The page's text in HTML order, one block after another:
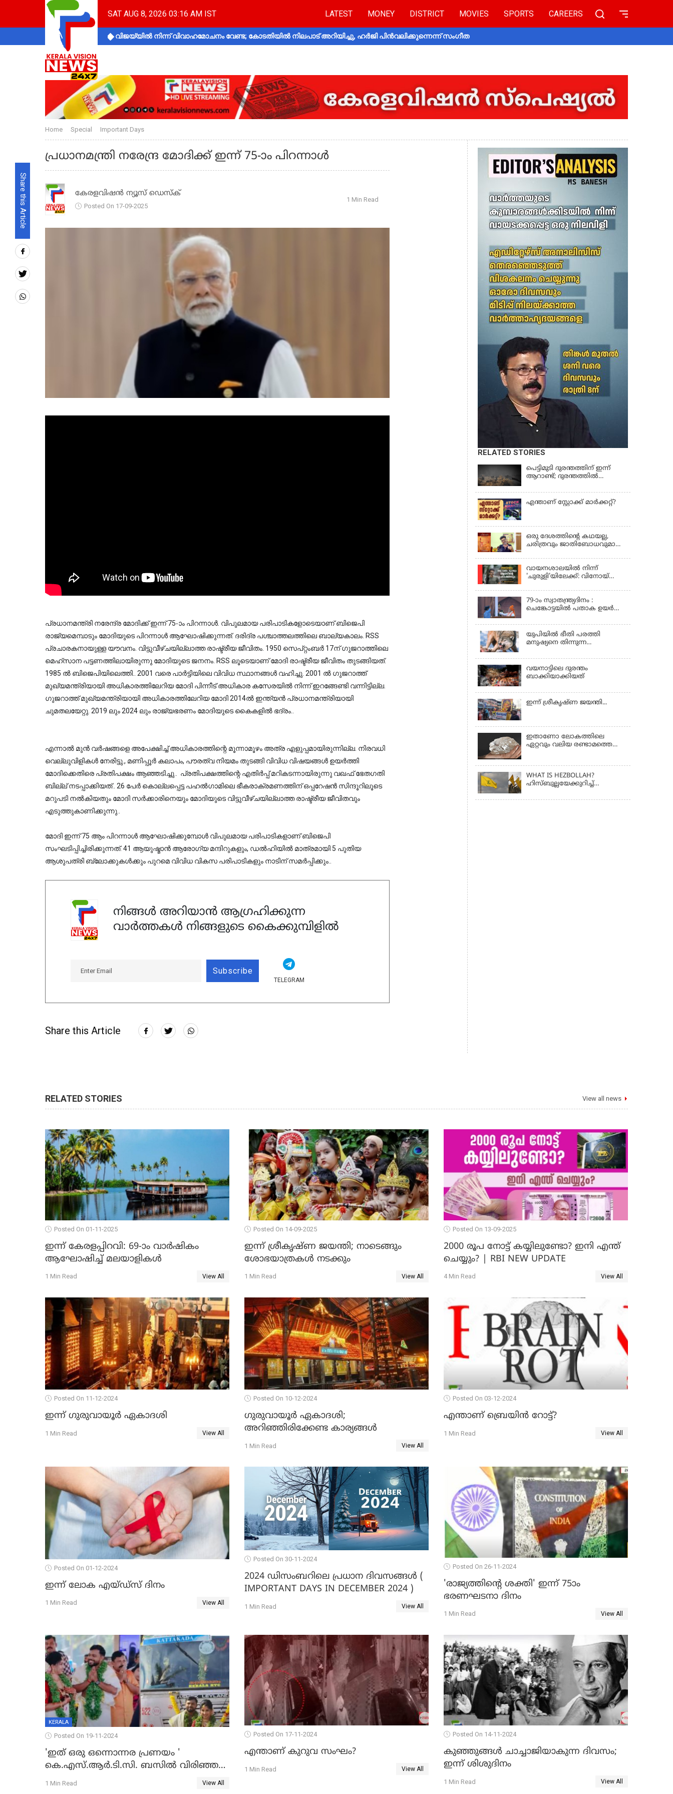
SAT AUG 8, 2026 03:16 AM IST LATEST MONEY DISTRICT MOVIES SPORTS CAREERS
വിജയ്‌യിൽ നിന്ന് വിവാഹമോചനം വേണ്ട; കോടതിയിൽ നിലപാട് അറിയിച്ചു, ഹർജി പിൻവലിക്കുന്നെന്ന് സംഗീത
Share this Article
Home Special Important Days
പ്രധാനമന്ത്രി നരേന്ദ്ര മോദിക്ക് ഇന്ന് 75-ാം പിറന്നാള്‍
കേരളവിഷൻ ന്യൂസ് ഡെസ്‌ക്
Posted On 17-09-2025
1 Min Read
പ്രധാനമന്ത്രി നരേന്ദ്ര മോദിക്ക് ഇന്ന് 75-ാം പിറന്നാള്‍. വിപുലമായ പരിപാടികളോടെയാണ് ബിജെപി
രാജ്യമെമ്പാടും മോദിയുടെ പിറന്നാള്‍ ആഘോഷിക്കുന്നത്. ദരിദ്ര പശ്ചാത്തലത്തിലെ ബാല്യകാലം. RSS
പ്രചാരകനായുള്ള യൗവനം. വിട്ടുവീഴ്ചയില്ലാത്ത രാഷ്ട്രീയ ജീവിതം. 1950 സെപ്റ്റംബര്‍ 17ന് ഗുജറാത്തിലെ
മെഹ്സാന പട്ടണത്തിലായിരുന്നു മോദിയുടെ ജനനം. RSS ലൂടെയാണ് മോദി രാഷ്ട്രീയ ജീവിതം തുടങ്ങിയത്.
1985 ല്‍ ബിജെപിയിലെത്തി.. 2001 വരെ പാര്‍ട്ടിയിലെ വിവിധ സ്ഥാനങ്ങള്‍ വഹിച്ചു. 2001 ല്‍ ഗുജറാത്ത്
മുഖ്യമന്ത്രിയായി അധികാരത്തിലേറിയ മോദി പിന്നീട് അധികാര കസേരയില്‍ നിന്ന് ഇറങ്ങേണ്ടി വന്നിട്ടില്ല.
ഗുജറാത്ത് മുഖ്യമന്ത്രിയായി അധികാരത്തിലേറിയ മോദി 2014ല്‍ ഇന്ത്യന്‍ പ്രധാനമന്ത്രിയായി
ചുമതലയേറ്റു. 2019 ലും 2024 ലും രാജ്യഭരണം മോദിയുടെ കൈകളില്‍ ഭദ്രം..
എന്നാല്‍ മുന്‍ വര്‍ഷങ്ങളെ അപേക്ഷിച്ച് അധികാരത്തിന്റെ മൂന്നാമൂഴം അത്ര എളുപ്പമായിരുന്നില്ല. നിരവധി
വെല്ലുവിളികള്‍ നേരിട്ടു., മണിപ്പൂര്‍ കലാപം, പൗരത്വ നിയമം തുടങ്ങി വിവിധ വിഷയങ്ങള്‍ ഉയര്‍ത്തി
മോദിക്കെതിരെ പ്രതിപക്ഷം ആഞ്ഞടിച്ചു.. പ്രതിപക്ഷത്തിന്റെ എതിര്‍പ്പ് മറികടന്നായിരുന്നു വഖഫ് ഭേതഗതി
ബില്ല് നടപ്പാക്കിയത്.. 26 പേര്‍ കൊല്ലപ്പെട്ട പഹല്‍ഗാമിലെ ഭീകരാക്രമണത്തിന് ഒപ്പറേഷന്‍ സിന്ദൂറിലൂടെ
മറുപടി നല്‍കിയതും മോദി സര്‍ക്കാരിനെയും മോദിയുടെ വിട്ടുവീഴ്ചയില്ലാത്ത രാഷ്ട്രീയ ജീവിതവും
എടുത്തുകാണിക്കുന്നു..
മോദി ഇന്ന് 75 ആം പിറന്നാള്‍ ആഘോഷിക്കുമ്പോള്‍ വിപുലമായ പരിപാടികളാണ് ബിജെപി
സംഘടിപ്പിച്ചിരിക്കുന്നത്. 41 ആയുഷ്മാന്‍ ആരോഗ്യ മന്ദിറുകളും, ഡല്‍ഹിയില്‍ മാത്രമായി 5 പുതിയ
ആശുപത്രി ബ്ലോക്കുകള്‍ക്കും പുറമെ വിവിധ വികസ പരിപാടികളും നാടിന് സമര്‍പ്പിക്കും..
നിങ്ങൾ അറിയാൻ ആഗ്രഹിക്കുന്ന
വാർത്തകൾ നിങ്ങളുടെ കൈക്കുമ്പിളിൽ
Subscribe
TELEGRAM
Share this Article
RELATED STORIES
പെട്ടിമുടി ദുരന്തത്തിന് ഇന്ന്
ആറാണ്ട്; ദുരന്തത്തിൽ
എന്താണ് സ്റ്റോക്ക് മാർക്കറ്റ്?
ഒരു ദേശത്തിന്റെ കഥയല്ല,
ചരിത്രവും ജാതിബോധവുമാണ്
വായനശാലയിൽ നിന്ന്
'ചുരുളി'യിലേക്ക്: വിനോയ്
79-ാം സ്വാതന്ത്ര്യദിനം :
ചെങ്കോട്ടയിൽ പതാക ഉയർത്തി
സുപ്രധാന പ്രഖ്യാപനങ്ങൾ
യുപിയിൽ ഭീതി പരത്തി
മനുഷ്യനെ തിന്നുന്ന
വയനാട്ടിലെ ദുരന്തം
ബാക്കിയാക്കിയത്
ഇന്ന് ശ്രീകൃഷ്ണ ജയന്തി...
ഇതാണോ ലോകത്തിലെ
ഏറ്റവും വലിയ രണ്ടാമത്തെ
WHAT IS HEZBOLLAH?
ഹിസ്ബുല്ലയേക്കുറിച്ച്
RELATED STORIES View all news
Posted On 01-11-2025
ഇന്ന് കേരളപ്പിറവി: 69-ാം വാർഷികം
ആഘോഷിച്ച് മലയാളികൾ
1 Min Read View All
Posted On 14-09-2025
ഇന്ന് ശ്രീകൃഷ്ണ ജയന്തി; നാടെങ്ങും
ശോഭയാത്രകൾ നടക്കും
1 Min Read View All
Posted On 13-09-2025
2000 രൂപ നോട്ട് കയ്യിലുണ്ടോ? ഇനി എന്ത്
ചെയ്യും? | RBI NEW UPDATE
4 Min Read View All
Posted On 11-12-2024
ഇന്ന് ഗുരുവായൂർ ഏകാദശി
1 Min Read View All
Posted On 10-12-2024
ഗുരുവായൂർ ഏകാദശി;
അറിഞ്ഞിരിക്കേണ്ട കാര്യങ്ങൾ
1 Min Read View All
Posted On 03-12-2024
എന്താണ് ബ്രെയിന്‍ റോട്ട്‌?
1 Min Read View All
Posted On 01-12-2024
ഇന്ന് ലോക എയ്ഡ്‌സ് ദിനം
1 Min Read View All
Posted On 30-11-2024
2024 ഡിസംബറിലെ പ്രധാന ദിവസങ്ങൾ (
IMPORTANT DAYS IN DECEMBER 2024 )
1 Min Read View All
Posted On 26-11-2024
'രാജ്യത്തിന്റെ ശക്തി' ഇന്ന് 75ാം
ഭരണഘടനാ ദിനം
1 Min Read View All
KERALA
Posted On 19-11-2024
'ഇത് ഒരു ഒന്നൊന്നര പ്രണയം '
കെ.എസ്.ആര്‍.ടി.സി. ബസില്‍ വിരിഞ്ഞ
പ്രണയം, ഒടുക്കം താലികെട്ടിനും അതേ
1 Min Read View All
Posted On 17-11-2024
എന്താണ് കുറുവ സംഘം?
1 Min Read View All
Posted On 14-11-2024
കുഞ്ഞുങ്ങള്‍ ചാച്ചാജിയാകുന്ന ദിവസം;
ഇന്ന് ശിശുദിനം
1 Min Read View All